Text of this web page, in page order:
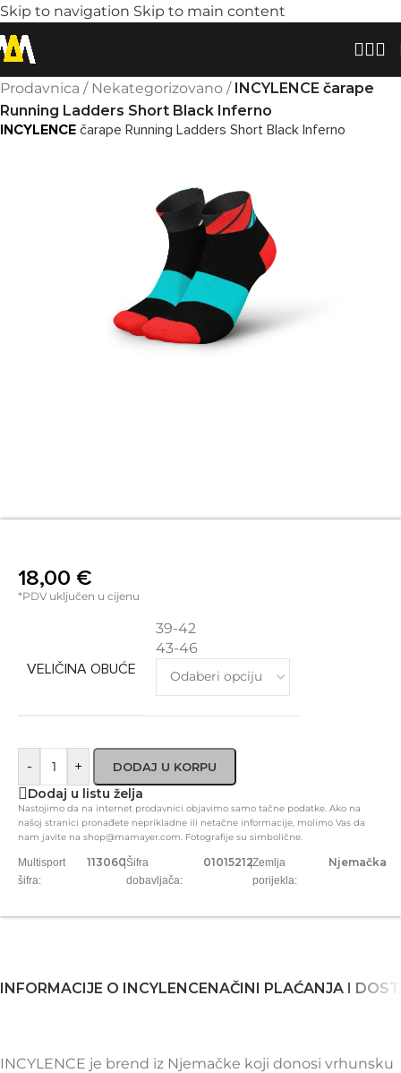
Skip to navigation Skip to main content
Prodavnica / Nekategorizovano / INCYLENCE čarape
Running Ladders Short Black Inferno
INCYLENCE čarape Running Ladders Short Black Inferno
18,00 €
*PDV uključen u cijenu
VELIČINA OBUĆE
39-42
43-46
- + DODAJ U KORPU
Dodaj u listu želja
Nastojimo da na internet prodavnici objavimo samo tačne podatke. Ako na
našoj stranici pronađete neprikladne ili netačne informacije, molimo Vas da
nam javite na shop@mamayer.com. Fotografije su simbolične.
Multisport
šifra:
113060|Šifra
dobavljača:
01015212|Zemlja
porijekla:
Njemačka
INFORMACIJE O INCYLENCE NAČINI PLAĆANJA I
INCYLENCE je brend iz Njemačke koji donosi vrhunsku